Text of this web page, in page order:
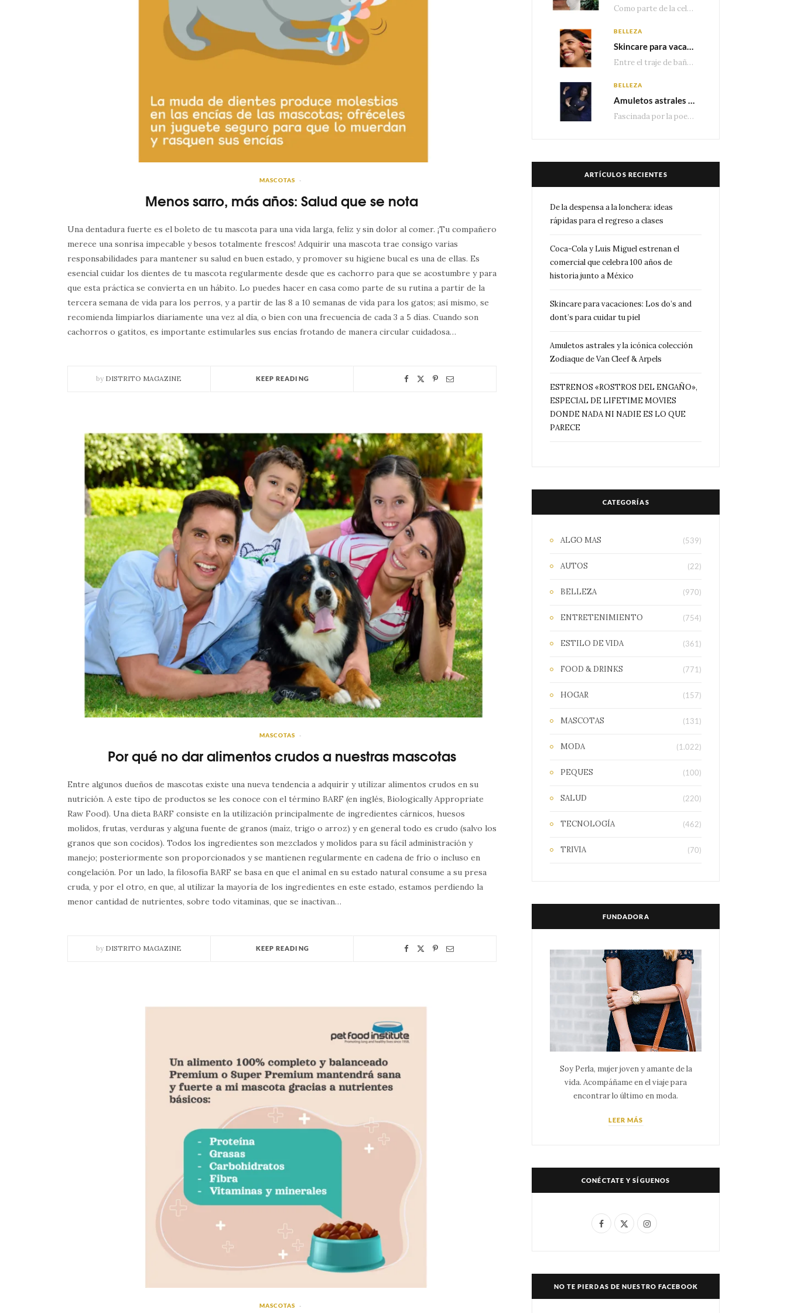
MASCOTAS
Menos sarro, más años: Salud que se nota
Una dentadura fuerte es el boleto de tu mascota para una vida larga, feliz y sin dolor al comer. ¡Tu compañero
merece una sonrisa impecable y besos totalmente frescos! Adquirir una mascota trae consigo varias
responsabilidades para mantener su salud en buen estado, y promover su higiene bucal es una de ellas. Es
esencial cuidar los dientes de tu mascota regularmente desde que es cachorro para que se acostumbre y para
que esta práctica se convierta en un hábito. Lo puedes hacer en casa como parte de su rutina a partir de la
tercera semana de vida para los perros, y a partir de las 8 a 10 semanas de vida para los gatos; así mismo, se
recomienda limpiarlos diariamente una vez al día, o bien con una frecuencia de cada 3 a 5 días. Cuando son
cachorros o gatitos, es importante estimularles sus encías frotando de manera circular cuidadosa…
by DISTRITO MAGAZINE KEEP READING
MASCOTAS
Por qué no dar alimentos crudos a nuestras mascotas
Entre algunos dueños de mascotas existe una nueva tendencia a adquirir y utilizar alimentos crudos en su
nutrición. A este tipo de productos se les conoce con el término BARF (en inglés, Biologically Appropriate
Raw Food). Una dieta BARF consiste en la utilización principalmente de ingredientes cárnicos, huesos
molidos, frutas, verduras y alguna fuente de granos (maíz, trigo o arroz) y en general todo es crudo (salvo los
granos que son cocidos). Todos los ingredientes son mezclados y molidos para su fácil administración y
manejo; posteriormente son proporcionados y se mantienen regularmente en cadena de frío o incluso en
congelación. Por un lado, la filosofía BARF se basa en que el animal en su estado natural consume a su presa
cruda, y por el otro, en que, al utilizar la mayoría de los ingredientes en este estado, estamos perdiendo la
menor cantidad de nutrientes, sobre todo vitaminas, que se inactivan…
by DISTRITO MAGAZINE KEEP READING
MASCOTAS
Como parte de la celebración por sus primeros 100 años enMéxico, Coca-Cola presenta hoy el…
BELLEZA
Skincare para vacaciones: Los do’s and dont’s para cuidar tu piel
Entre el traje de baño, las sandalias, los lentes de sol y los looks que…
BELLEZA
Amuletos astrales y la icónica colección Zodiaque de Van Cleef & Arpels
Fascinada por la poesía de las estrellas, la Maison Van Cleef & Arpels celebra la llegada de las…
ARTÍCULOS RECIENTES
De la despensa a la lonchera: ideas
rápidas para el regreso a clases
Coca-Cola y Luis Miguel estrenan el
comercial que celebra 100 años de
historia junto a México
Skincare para vacaciones: Los do’s and
dont’s para cuidar tu piel
Amuletos astrales y la icónica colección
Zodiaque de Van Cleef & Arpels
ESTRENOS «ROSTROS DEL ENGAÑO»,
ESPECIAL DE LIFETIME MOVIES
DONDE NADA NI NADIE ES LO QUE
PARECE
CATEGORÍAS
ALGO MAS (539)
AUTOS (22)
BELLEZA (970)
ENTRETENIMIENTO (754)
ESTILO DE VIDA (361)
FOOD & DRINKS (771)
HOGAR (157)
MASCOTAS (131)
MODA (1.022)
PEQUES (100)
SALUD (220)
TECNOLOGÍA (462)
TRIVIA (70)
FUNDADORA
Soy Perla, mujer joven y amante de la
vida. Acompáñame en el viaje para
encontrar lo último en moda.
LEER MÁS
CONÉCTATE Y SÍGUENOS
F
e
X
w
I
t
NO TE PIERDAS DE NUESTRO FACEBOOK